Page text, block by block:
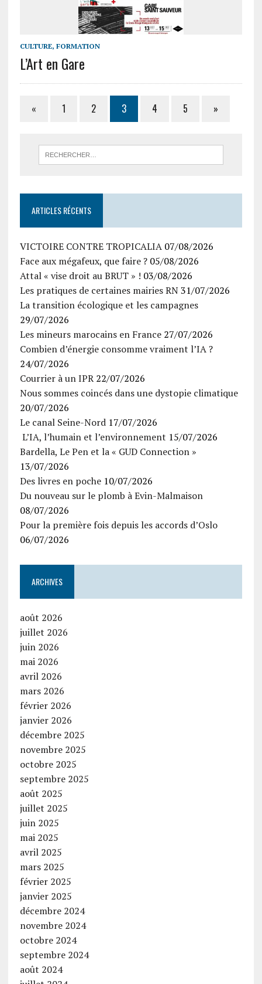
CULTURE, FORMATION
L’Art en Gare
« 1 2 3 4 5 »
ARTICLES RÉCENTS
VICTOIRE CONTRE TROPICALIA 07/08/2026
Face aux mégafeux, que faire ? 05/08/2026
Attal « vise droit au BRUT » ! 03/08/2026
Les pratiques de certaines mairies RN 31/07/2026
La transition écologique et les campagnes
29/07/2026
Les mineurs marocains en France 27/07/2026
Combien d’énergie consomme vraiment l’IA ?
24/07/2026
Courrier à un IPR 22/07/2026
Nous sommes coincés dans une dystopie climatique
20/07/2026
Le canal Seine-Nord 17/07/2026
L’IA, l’humain et l’environnement 15/07/2026
Bardella, Le Pen et la « GUD Connection »
13/07/2026
Des livres en poche 10/07/2026
Du nouveau sur le plomb à Evin-Malmaison
08/07/2026
Pour la première fois depuis les accords d’Oslo
06/07/2026
ARCHIVES
août 2026
juillet 2026
juin 2026
mai 2026
avril 2026
mars 2026
février 2026
janvier 2026
décembre 2025
novembre 2025
octobre 2025
septembre 2025
août 2025
juillet 2025
juin 2025
mai 2025
avril 2025
mars 2025
février 2025
janvier 2025
décembre 2024
novembre 2024
octobre 2024
septembre 2024
août 2024